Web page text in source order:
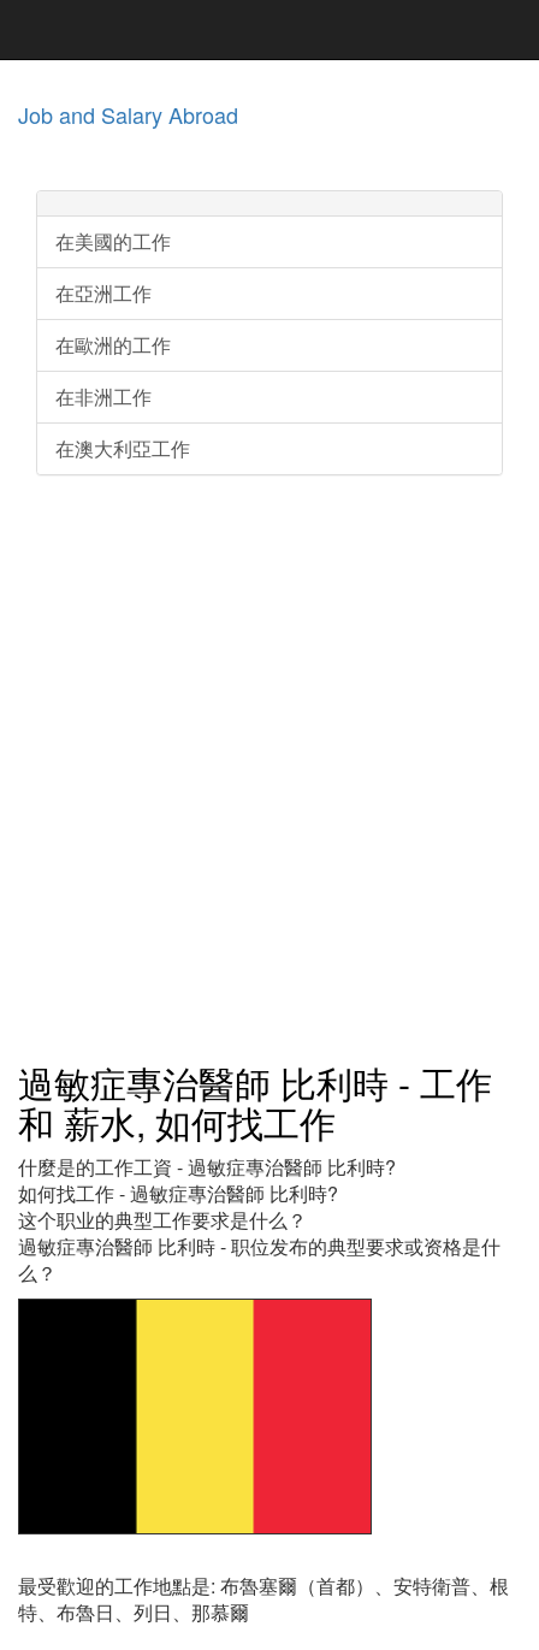
Job and Salary Abroad
在美國的工作
在亞洲工作
在歐洲的工作
在非洲工作
在澳大利亞工作
過敏症專治醫師 比利時 - 工作
和 薪水, 如何找工作
什麼是的工作工資 - 過敏症專治醫師 比利時?
如何找工作 - 過敏症專治醫師 比利時?
这个职业的典型工作要求是什么？
過敏症專治醫師 比利時 - 职位发布的典型要求或资格是什
么？
最受歡迎的工作地點是: 布魯塞爾（首都）、安特衛普、根
特、布魯日、列日、那慕爾